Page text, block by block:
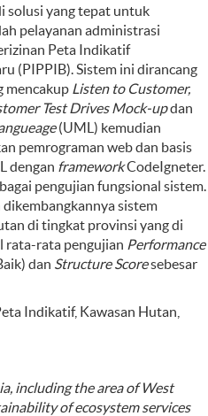
solusi yang tepat untuk
pelayanan administrasi
Peta Indikatif
(PIPPIB). Sistem ini dirancang
mencakup Listen to Customer,
Test Drives Mock-updan
(UML) kemudian
pemrograman web dan basis
dengan frameworkCodeIgneter.
pengujian fungsional sistem.
sistem
di tingkat provinsi yang di
rata-rata pengujian Performance
dan Structure Scoresebesar
Indikatif, Kawasan Hutan,
including the area of West
of ecosystem services